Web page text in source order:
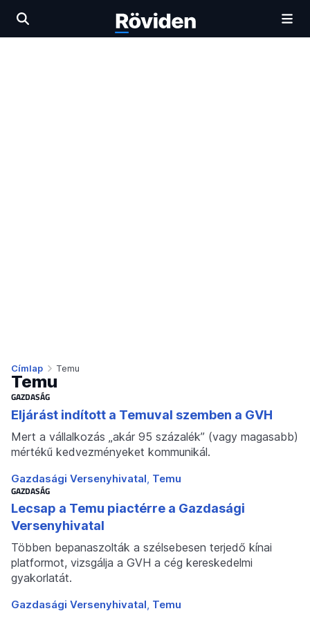
Címlap Temu
Temu
GAZDASÁG
Eljárást indított a Temuval szemben a GVH
Mert a vállalkozás „akár 95 százalék” (vagy magasabb)
mértékű kedvezményeket kommunikál.
Gazdasági Versenyhivatal Temu
GAZDASÁG
Lecsap a Temu piactérre a Gazdasági
Versenyhivatal
Többen bepanaszolták a szélsebesen terjedő kínai
platformot, vizsgálja a GVH a cég kereskedelmi
gyakorlatát.
Gazdasági Versenyhivatal Temu